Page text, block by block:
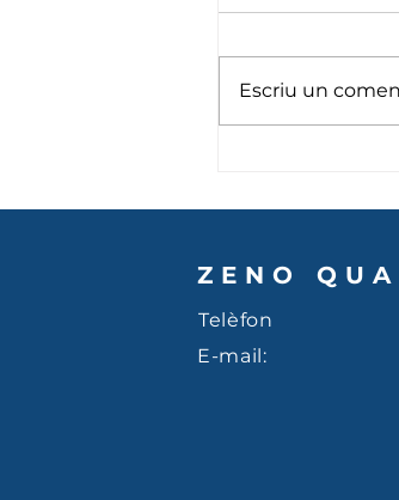
Fins setembre
Escriu un
ZENO
Telèfon
E-mail: